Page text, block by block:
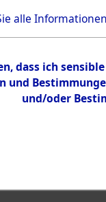
alle
ich
und/oder